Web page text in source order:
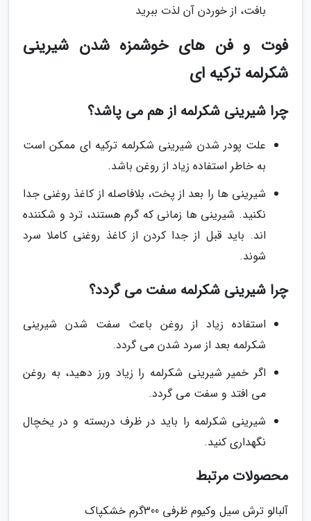
بافت، از خوردن آن لذت ببرید
فوت و فن های خوشمزه شدن شیرینی
شکرلمه ترکیه ای
چرا شیرینی شکرلمه از هم می پاشد؟
علت پودر شدن شیرینی شکرلمه ترکیه ای ممکن است
به خاطر استفاده زیاد از روغن باشد.
شیرینی ها را بعد از پخت، بلافاصله از کاغذ روغنی جدا
نکنید. شیرینی ها زمانی که گرم هستند، ترد و شکننده
اند. باید قبل از جدا کردن از کاغذ روغنی کاملا سرد
شوند.
چرا شیرینی شکرلمه سفت می گردد؟
استفاده زیاد از روغن باعث سفت شدن شیرینی
شکرلمه بعد از سرد شدن می گردد.
اگر خمیر شیرینی شکرلمه را زیاد ورز دهید، به روغن
می افتد و سفت می گردد.
شیرینی شکرلمه را باید در ظرف دربسته و در یخچال
نگهداری کنید.
محصولات مرتبط
آلبالو ترش سیل وکیوم ظرفی 300گرم خشکپاک